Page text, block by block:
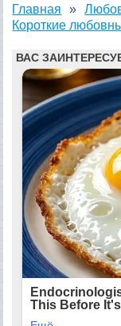
Главная
Короткие